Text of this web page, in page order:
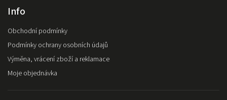
Info
Obchodní podmínky
Podmínky ochrany osobních údajů
Výměna, vrácení zboží a reklamace
Moje objednávka